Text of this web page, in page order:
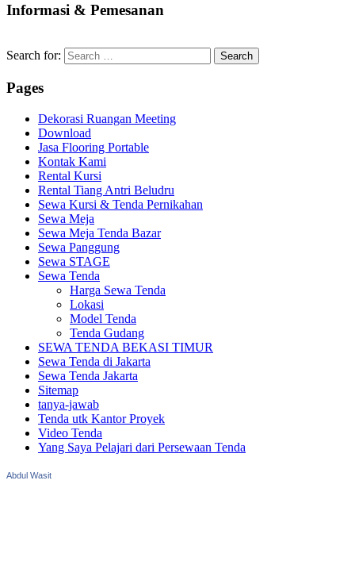
Informasi & Pemesanan
Search for:
Pages
Dekorasi Ruangan Meeting
Download
Jasa Flooring Portable
Kontak Kami
Rental Kursi
Rental Tiang Antri Beludru
Sewa Kursi & Tenda Pernikahan
Sewa Meja
Sewa Meja Tenda Bazar
Sewa Panggung
Sewa STAGE
Sewa Tenda
Harga Sewa Tenda
Lokasi
Model Tenda
Tenda Gudang
SEWA TENDA BEKASI TIMUR
Sewa Tenda di Jakarta
Sewa Tenda Jakarta
Sitemap
tanya-jawab
Tenda utk Kantor Proyek
Video Tenda
Yang Saya Pelajari dari Persewaan Tenda
Abdul Wasit